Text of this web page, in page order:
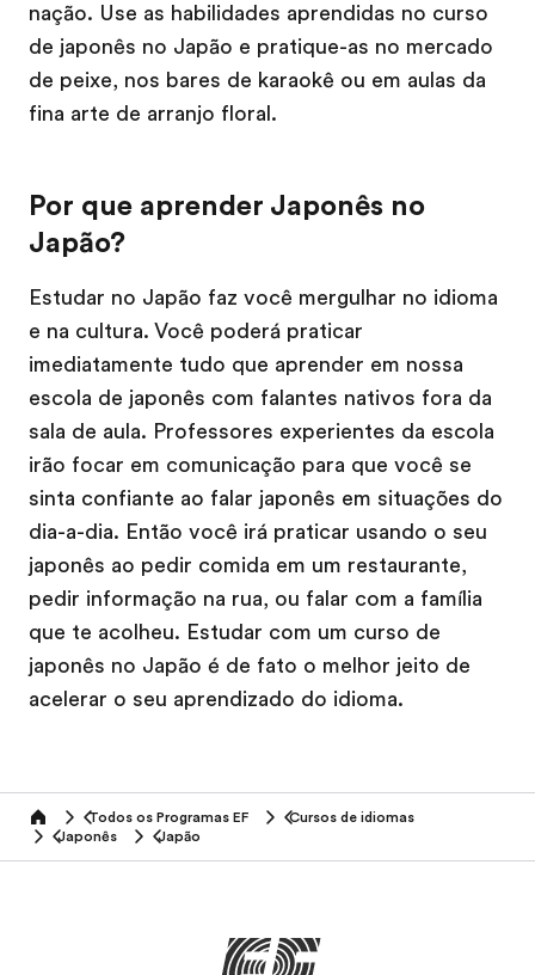
nação. Use as habilidades aprendidas no curso
de japonês no Japão e pratique-as no mercado
de peixe, nos bares de karaokê ou em aulas da
fina arte de arranjo floral.
Por que aprender Japonês no
Japão?
Estudar no Japão faz você mergulhar no idioma
e na cultura. Você poderá praticar
imediatamente tudo que aprender em nossa
escola de japonês com falantes nativos fora da
sala de aula. Professores experientes da escola
irão focar em comunicação para que você se
sinta confiante ao falar japonês em situações do
dia-a-dia. Então você irá praticar usando o seu
japonês ao pedir comida em um restaurante,
pedir informação na rua, ou falar com a família
que te acolheu. Estudar com um curso de
japonês no Japão é de fato o melhor jeito de
acelerar o seu aprendizado do idioma.
home Todos os Programas EF
Cursos de idiomas
Japonês
Japão